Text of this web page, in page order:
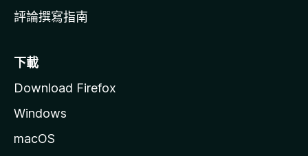
評論撰寫指南
下載
Download Firefox
Windows
macOS